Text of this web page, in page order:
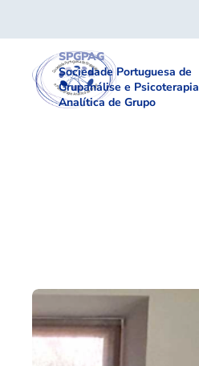
SPGPAG
Sociedade Portuguesa de
Grupanálise e Psicoterapia
Analítica de Grupo